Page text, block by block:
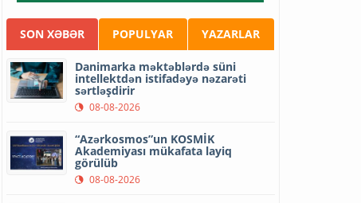
SON XƏBƏR POPULYAR YAZARLAR
Danimarka məktəblərdə süni
intellektdən istifadəyə nəzarəti
sərtləşdirir
08-08-2026
“Azərkosmos”un KOSMİK
Akademiyası mükafata layiq
görülüb
08-08-2026